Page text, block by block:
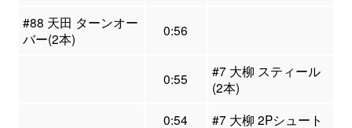
#88 天田 ターンオー
バー(2本)
0:56
0:55
#7 大柳 スティール
(2本)
0:54
#7 大柳 2Pシュート